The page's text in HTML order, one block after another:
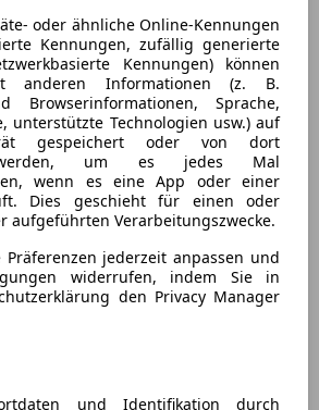
oder ähnliche Online-Kennungen
Kennungen, zufällig generierte
Kennungen) können
anderen Informationen (z. B.
Browserinformationen, Sprache,
unterstützte Technologien usw.) auf
gespeichert oder von dort
werden, um es jedes Mal
wenn es eine App oder einer
Dies geschieht für einen oder
aufgeführten Verarbeitungszwecke.
jederzeit anpassen und
widerrufen, indem Sie in
den Privacy Manager
und Identifikation durch